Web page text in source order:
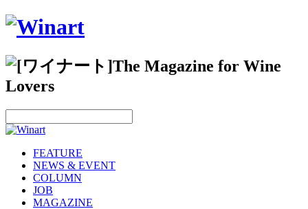
FEATURE
NEWS & EVENT
COLUMN
JOB
MAGAZINE